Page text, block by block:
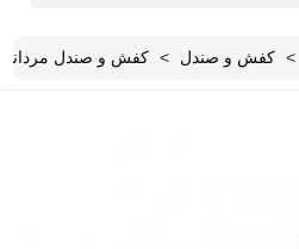
> کفش و صندل > کفش و صندل مردانه